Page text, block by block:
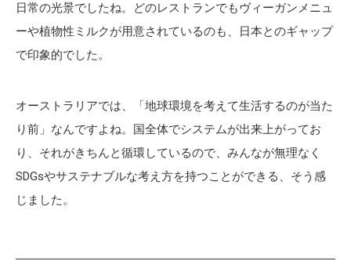
日常の光景でしたね。どのレストランでもヴィーガンメニュ
ーや植物性ミルクが用意されているのも、日本とのギャップ
で印象的でした。
オーストラリアでは、「地球環境を考えて生活するのが当た
り前」なんですよね。国全体でシステムが出来上がってお
り、それがきちんと循環しているので、みんなが無理なく
SDGsやサステナブルな考え方を持つことができる、そう感
じました。